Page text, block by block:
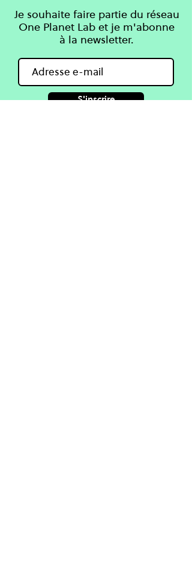
Je souhaite faire partie du réseau
One Planet Lab et je m'abonne
à la newsletter.
S'inscrire